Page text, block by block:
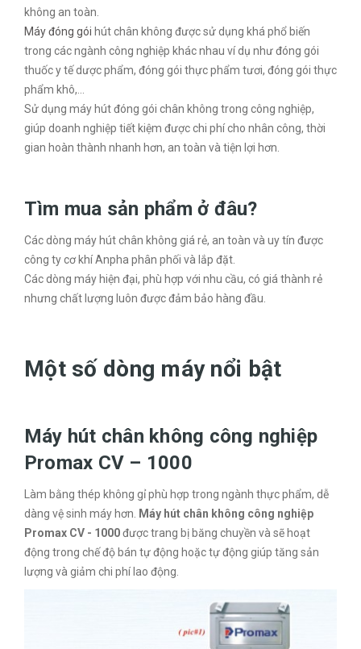
không an toàn.
Máy đóng gói hút chân không được sử dụng khá phổ biến
trong các ngành công nghiệp khác nhau ví dụ như đóng gói
thuốc y tế dược phẩm, đóng gói thực phẩm tươi, đóng gói thực
phẩm khô,…
Sử dụng máy hút đóng gói chân không trong công nghiệp,
giúp doanh nghiệp tiết kiệm được chi phí cho nhân công, thời
gian hoàn thành nhanh hơn, an toàn và tiện lợi hơn.
Tìm mua sản phẩm ở đâu?
Các dòng máy hút chân không giá rẻ, an toàn và uy tín được
công ty cơ khí Anpha phân phối và lắp đặt.
Các dòng máy hiện đại, phù hợp với nhu cầu, có giá thành rẻ
nhưng chất lượng luôn được đảm bảo hàng đầu.
Một số dòng máy nổi bật
Máy hút chân không công nghiệp
Promax CV – 1000
Làm bằng thép không gỉ phù hợp trong ngành thực phẩm, dễ
dàng vệ sinh máy hơn.
Máy hút chân không công nghiệp
Promax CV - 1000được trang bị băng chuyền và sẽ hoạt
động trong chế độ bán tự động hoặc tự động giúp tăng sản
lượng và giảm chi phí lao động.